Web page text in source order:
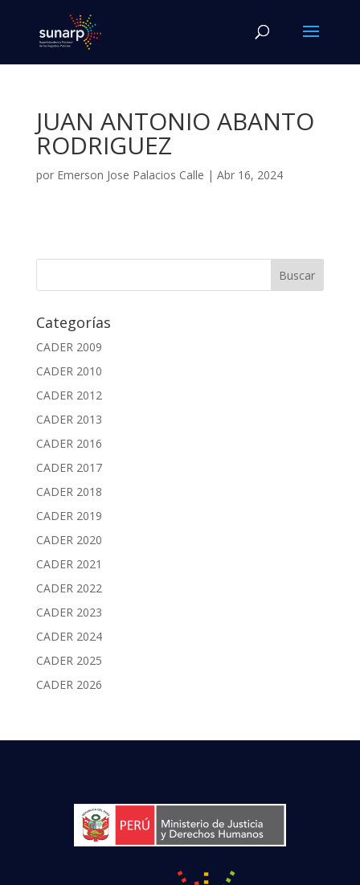
JUAN ANTONIO ABANTO
RODRIGUEZ
por Emerson Jose Palacios Calle | Abr 16, 2024
Categorías
CADER 2009
CADER 2010
CADER 2012
CADER 2013
CADER 2016
CADER 2017
CADER 2018
CADER 2019
CADER 2020
CADER 2021
CADER 2022
CADER 2023
CADER 2024
CADER 2025
CADER 2026